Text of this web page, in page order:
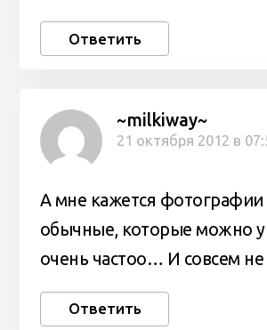
Ответить
~milkiway~
21 октября 2012 в
А мне кажется фотографии
обычные, которые можно
очень частоо… И совсем
Ответить